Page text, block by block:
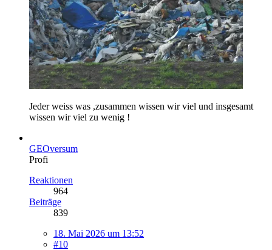
Jeder weiss was ,zusammen wissen wir viel und insgesamt
wissen wir viel zu wenig !
GEOversum
Profi
Reaktionen
964
Beiträge
839
18. Mai 2026 um 13:52
#10